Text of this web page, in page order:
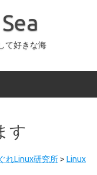
て好きな海
す
れLinux研究所> Linux